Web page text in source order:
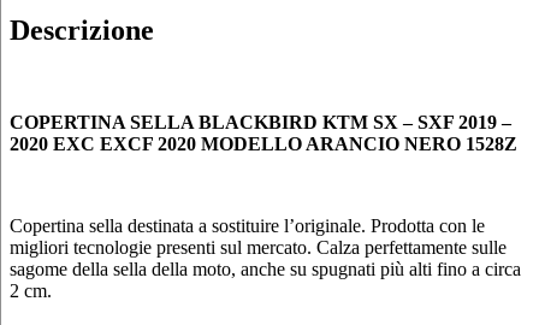
MODELLO
ARANCIO
Descrizione
COPERTINA SELLA BLACKBIRD KTM SX – SXF 2019 –
2020 EXC EXCF 2020 MODELLO ARANCIO NERO 1528Z
Copertina sella destinata a sostituire l’originale. Prodotta con le
migliori tecnologie presenti sul mercato. Calza perfettamente sulle
sagome della sella della moto, anche su spugnati più alti fino a circa
2 cm.